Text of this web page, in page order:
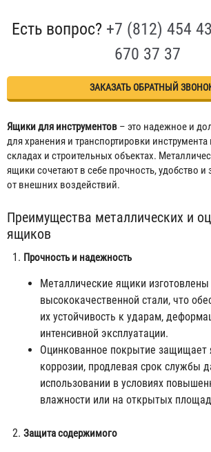
Есть вопрос? +7 (812) 454
670 37 37
ЗАКАЗАТЬ ОБРАТНЫЙ
Ящики для инструментов – это надежное и
для хранения и транспортировки инструмента
складах и строительных объектах.
ящики сочетают в себе прочность, удобство
от внешних воздействий.
Преимущества металлических и
ящиков
Прочность и надежность
Металлические ящики изготовлены
высококачественной стали, что
их устойчивость к ударам,
интенсивной эксплуатации.
Оцинкованное покрытие защищает
коррозии, продлевая срок службы
использовании в условиях
влажности или на открытых
Защита содержимого